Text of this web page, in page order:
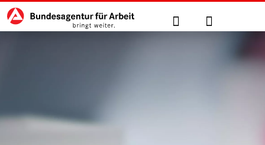
zu den Hauptinhalten springen
Hauptnavigation Suche Anmelden